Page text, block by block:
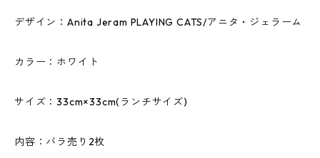
デザイン：Anita Jeram PLAYING CATS/アニタ・ジェラーム
カラー：ホワイト
サイズ：33cm×33cm(ランチサイズ)
内容：バラ売り2枚